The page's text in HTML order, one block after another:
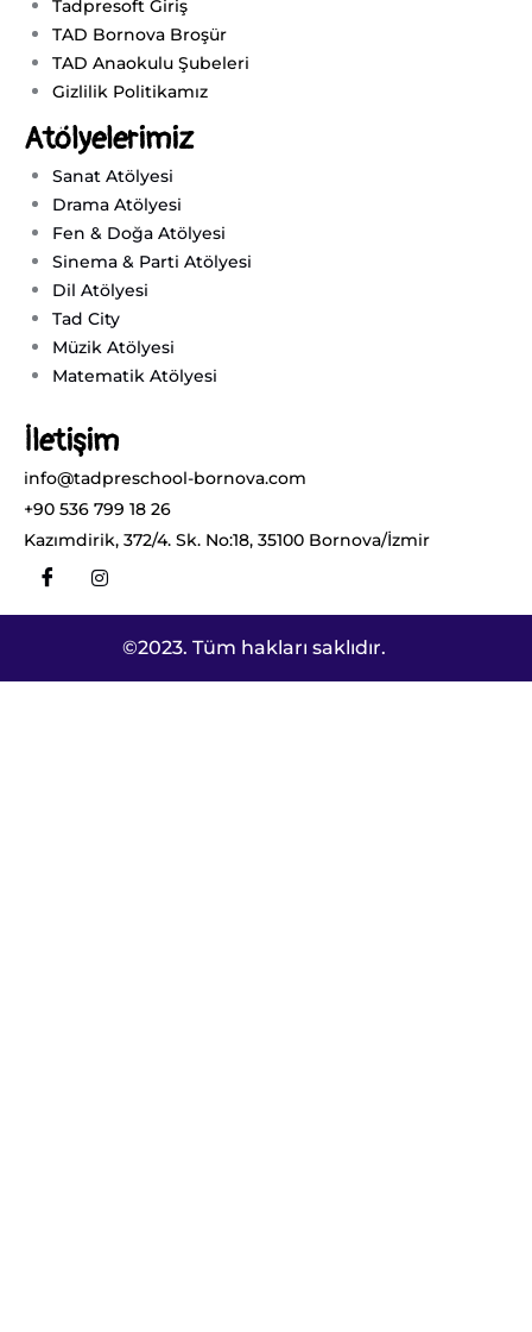
Tadpresoft Giriş
TAD Bornova Broşür
TAD Anaokulu Şubeleri
Gizlilik Politikamız
Atölyelerimiz
Sanat Atölyesi
Drama Atölyesi
Fen & Doğa Atölyesi
Sinema & Parti Atölyesi
Dil Atölyesi
Tad City
Müzik Atölyesi
Matematik Atölyesi
İletişim
info@tadpreschool-bornova.com
+90 536 799 18 26
Kazımdirik, 372/4. Sk. No:18, 35100 Bornova/İzmir
©2023. Tüm hakları saklıdır.